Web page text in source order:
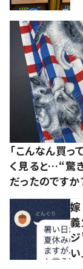
「こんなん買
く見ると…“驚
だったのですか？
嫁
い